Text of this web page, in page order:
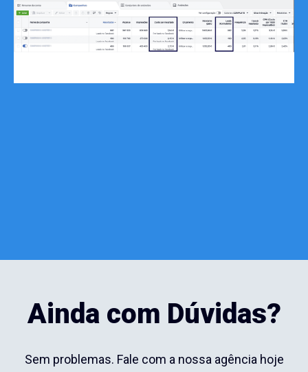
Ainda com Dúvidas?
Sem problemas. Fale com a nossa agência hoje